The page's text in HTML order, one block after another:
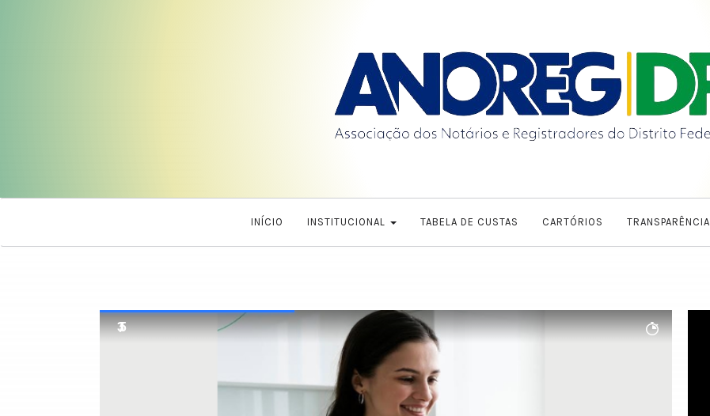
INÍCIO INSTITUCIONAL TABELA DE CUSTAS CARTÓRIOS TRANSPARÊNCIA
3 / 5